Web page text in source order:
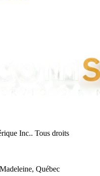
Inc.. Tous droits
Québec